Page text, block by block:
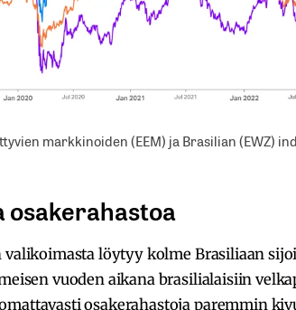
markkinoiden (EEM) ja Brasilian (EWZ)
osakerahastoa
löytyy kolme Brasiliaan
vuoden aikana brasilialaisiin
osakerahastoja paremmin